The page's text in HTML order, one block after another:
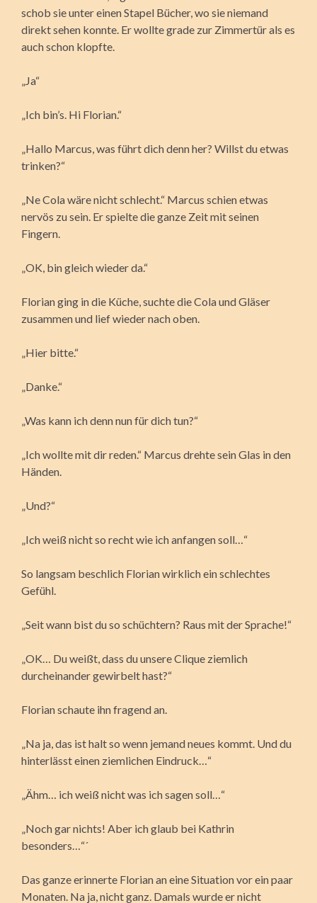
schob sie unter einen Stapel Bücher, wo sie niemand
direkt sehen konnte. Er wollte grade zur Zimmertür als es
auch schon klopfte.
„Ja“
„Ich bin’s. Hi Florian.“
„Hallo Marcus, was führt dich denn her? Willst du etwas
trinken?“
„Ne Cola wäre nicht schlecht.“ Marcus schien etwas
nervös zu sein. Er spielte die ganze Zeit mit seinen
Fingern.
„OK, bin gleich wieder da.“
Florian ging in die Küche, suchte die Cola und Gläser
zusammen und lief wieder nach oben.
„Hier bitte.“
„Danke.“
„Was kann ich denn nun für dich tun?“
„Ich wollte mit dir reden.“ Marcus drehte sein Glas in den
Händen.
„Und?“
„Ich weiß nicht so recht wie ich anfangen soll…“
So langsam beschlich Florian wirklich ein schlechtes
Gefühl.
„Seit wann bist du so schüchtern? Raus mit der Sprache!“
„OK… Du weißt, dass du unsere Clique ziemlich
durcheinander gewirbelt hast?“
Florian schaute ihn fragend an.
„Na ja, das ist halt so wenn jemand neues kommt. Und du
hinterlässt einen ziemlichen Eindruck…“
„Ähm… ich weiß nicht was ich sagen soll…“
„Noch gar nichts! Aber ich glaub bei Kathrin
besonders…“´
Das ganze erinnerte Florian an eine Situation vor ein paar
Monaten. Na ja, nicht ganz. Damals wurde er nicht